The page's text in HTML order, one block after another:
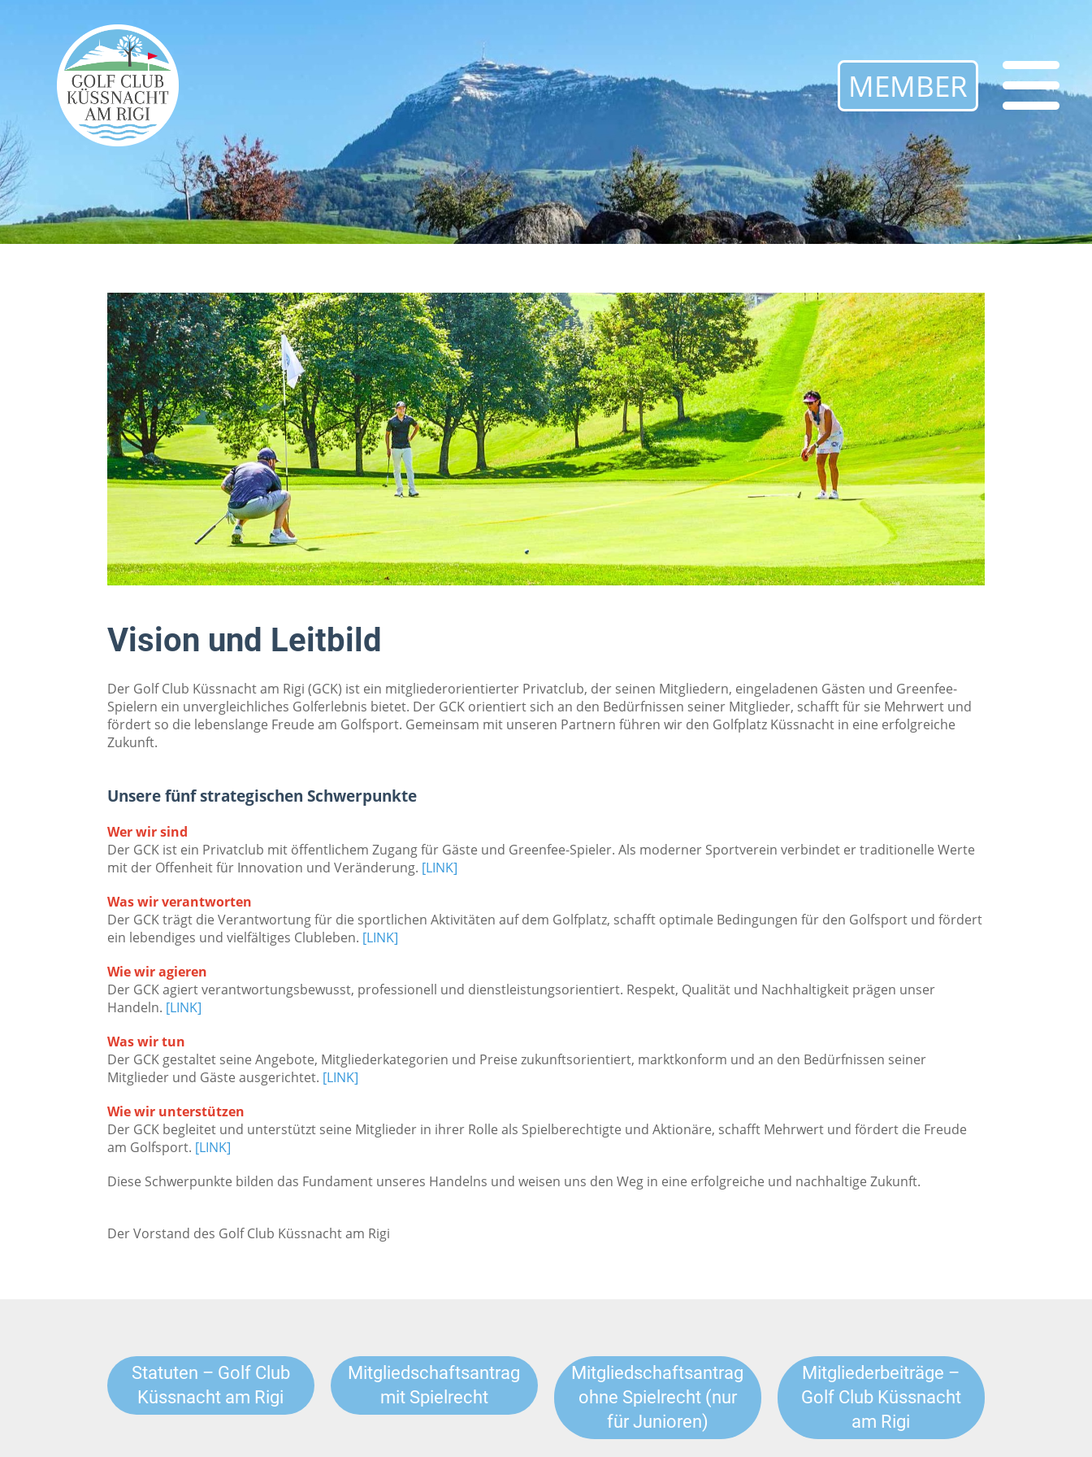
MEMBER
Vision und Leitbild
Der Golf Club Küssnacht am Rigi (GCK) ist ein mitgliederorientierter Privatclub, der seinen Mitgliedern, eingeladenen Gästen und Greenfee-
Spielern ein unvergleichliches Golferlebnis bietet. Der GCK orientiert sich an den Bedürfnissen seiner Mitglieder, schafft für sie Mehrwert und
fördert so die lebenslange Freude am Golfsport. Gemeinsam mit unseren Partnern führen wir den Golfplatz Küssnacht in eine erfolgreiche
Zukunft.
Unsere fünf strategischen Schwerpunkte
Wer wir sind
Der GCK ist ein Privatclub mit öffentlichem Zugang für Gäste und Greenfee-Spieler. Als moderner Sportverein verbindet er traditionelle Werte
mit der Offenheit für Innovation und Veränderung. [LINK]
Was wir verantworten
Der GCK trägt die Verantwortung für die sportlichen Aktivitäten auf dem Golfplatz, schafft optimale Bedingungen für den Golfsport und fördert
ein lebendiges und vielfältiges Clubleben. [LINK]
Wie wir agieren
Der GCK agiert verantwortungsbewusst, professionell und dienstleistungsorientiert. Respekt, Qualität und Nachhaltigkeit prägen unser
Handeln. [LINK]
Was wir tun
Der GCK gestaltet seine Angebote, Mitgliederkategorien und Preise zukunftsorientiert, marktkonform und an den Bedürfnissen seiner
Mitglieder und Gäste ausgerichtet. [LINK]
Wie wir unterstützen
Der GCK begleitet und unterstützt seine Mitglieder in ihrer Rolle als Spielberechtigte und Aktionäre, schafft Mehrwert und fördert die Freude
am Golfsport. [LINK]
Diese Schwerpunkte bilden das Fundament unseres Handelns und weisen uns den Weg in eine erfolgreiche und nachhaltige Zukunft.
Der Vorstand des Golf Club Küssnacht am Rigi
Statuten – Golf Club
Küssnacht am Rigi
Mitgliedschaftsantrag
mit Spielrecht
Mitgliedschaftsantrag
ohne Spielrecht (nur
für Junioren)
Mitgliederbeiträge –
Golf Club Küssnacht
am Rigi